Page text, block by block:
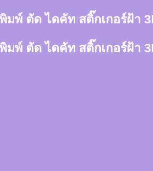
พ์ ตัด ไดคัท สติ๊กเกอร์ฝ้า
พ์ ตัด ไดคัท สติ๊กเกอร์ฝ้า